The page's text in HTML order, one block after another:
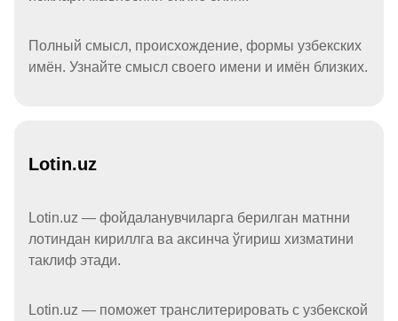
Полный смысл, происхождение, формы узбекских
имён. Узнайте смысл своего имени и имён близких.
Lotin.uz
Lotin.uz — фойдаланувчиларга берилган матнни
лотиндан кириллга ва аксинча ўгириш хизматини
таклиф этади.
Lotin.uz — поможет транслитерировать с узбекской